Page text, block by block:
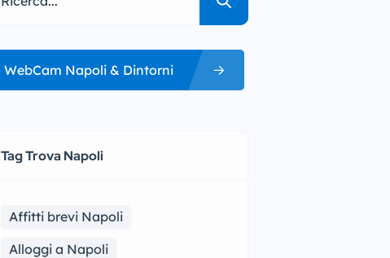
WebCam Napoli & Dintorni
Tag Trova Napoli
Affitti brevi Napoli
Alloggi a Napoli